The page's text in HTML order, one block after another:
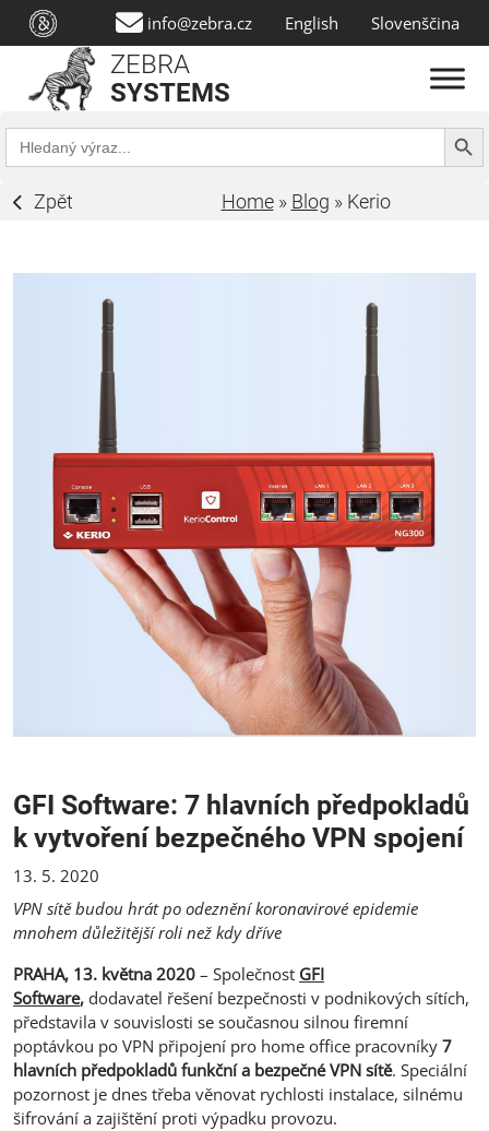
info@zebra.cz English Slovenščina
ZEBRA
SYSTEMS
Search
for:
Search
Zpět Home» Blog » Kerio
GFI Software: 7 hlavních předpokladů
k vytvoření bezpečného VPN spojení
13. 5. 2020
VPN sítě budou hrát po odeznění koronavirové epidemie
mnohem důležitější roli než kdy dříve
PRAHA, 13. května 2020 – Společnost GFI
Software, dodavatel řešení bezpečnosti v podnikových sítích,
představila v souvislosti se současnou silnou firemní
poptávkou po VPN připojení pro home office pracovníky 7
hlavních předpokladů funkční a bezpečné VPN sítě. Speciální
pozornost je dnes třeba věnovat rychlosti instalace, silnému
šifrování a zajištění proti výpadku provozu.